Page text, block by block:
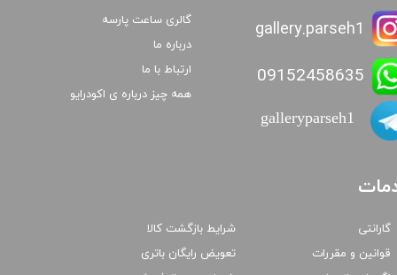
09152458635
gallery.parseh1
گارانتی
قوانین و مقررات
گالری ساعت پارسه
درباره ما
ارتباط با ما
همه چیز درباره ی اکودرایو
galleryparseh1
شرایط بازگشت کالا
تعویض رایگان باتری